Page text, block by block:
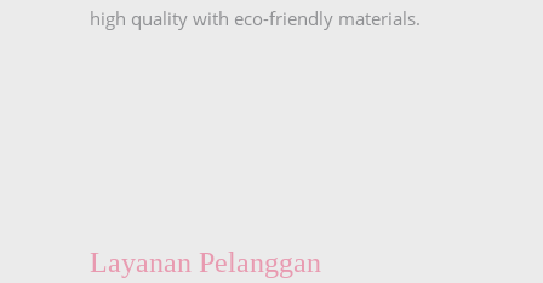
high quality with eco-friendly materials.
Layanan Pelanggan